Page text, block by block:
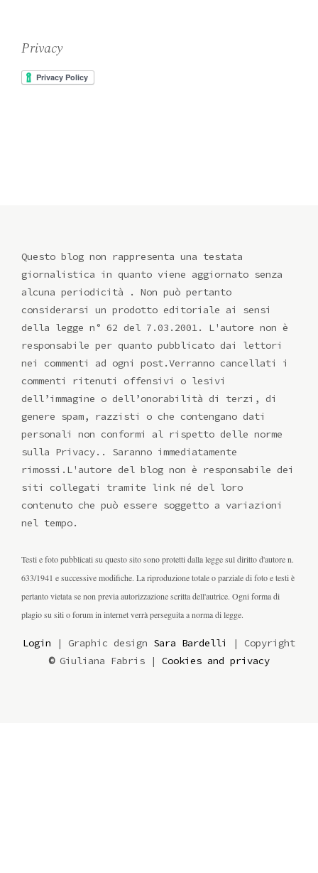
Privacy
Questo blog non rappresenta una testata
giornalistica in quanto viene aggiornato senza
alcuna periodicità . Non può pertanto
considerarsi un prodotto editoriale ai sensi
della legge n° 62 del 7.03.2001. L'autore non è
responsabile per quanto pubblicato dai lettori
nei commenti ad ogni post.Verranno cancellati i
commenti ritenuti offensivi o lesivi
dell’immagine o dell’onorabilità di terzi, di
genere spam, razzisti o che contengano dati
personali non conformi al rispetto delle norme
sulla Privacy.. Saranno immediatamente
rimossi.L'autore del blog non è responsabile dei
siti collegati tramite link né del loro
contenuto che può essere soggetto a variazioni
nel tempo.
Testi e foto pubblicati su questo sito sono protetti dalla legge sul diritto d'autore n.
633/1941 e successive modifiche. La riproduzione totale o parziale di foto e testi è
pertanto vietata se non previa autorizzazione scritta dell'autrice. Ogni forma di
plagio su siti o forum in internet verrà perseguita a norma di legge.
Login | Graphic design Sara Bardelli
| Copyright
© Giuliana Fabris | Cookies and privacy